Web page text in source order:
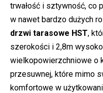
trwałość i sztywność, co
w nawet bardzo dużych
drzwi tarasowe HST,
szerokości i 2,8m
wielkopowierzchniowe o
przesuwnej, które mimo
komfortowe w